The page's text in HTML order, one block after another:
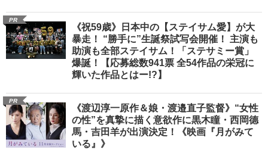
PR
《祝59歳》日本中の【ステイサム愛】が大
暴走！ “勝手に”生誕祭試写会開催！ 主演も
助演も全部ステイサム！「ステサミー賞」
爆誕！【応募総数941票 全54作品の栄冠に
輝いた作品とはー!?】
PR
《渡辺淳一原作＆娘・渡邉直子監督》“女性
の性”を真摯に描く意欲作に黒木瞳・西岡德
馬・吉田羊が出演決定！《映画『月がみて
いる』》